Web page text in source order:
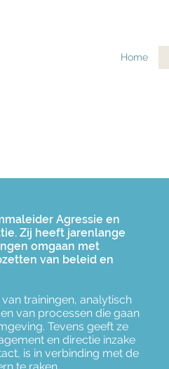
Home
Agressie en
Zij heeft jarenlange
omgaan met
van beleid en
trainingen, analytisch
van processen die gaan
Tevens geeft ze
en directie inzake
is in verbinding met de